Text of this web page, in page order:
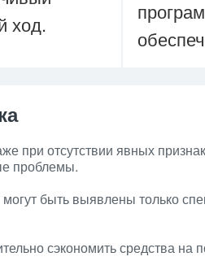
ход.
при отсутствии явных
проблемы.
быть выявлены только
сэкономить средства